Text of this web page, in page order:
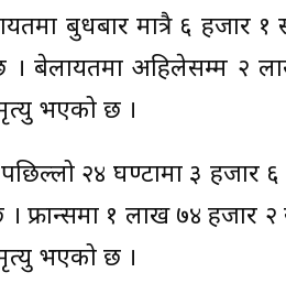
बुधबार मात्रै ६ हजार
बेलायतमा अहिलेसम्म २
भएको छ ।
पछिल्लो २४ घण्टामा ३
फ्रान्समा १ लाख ७४ हजार
भएको छ ।